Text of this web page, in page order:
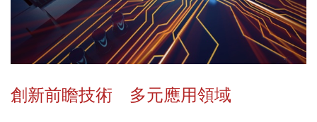
創新前瞻技術 多元應用領域